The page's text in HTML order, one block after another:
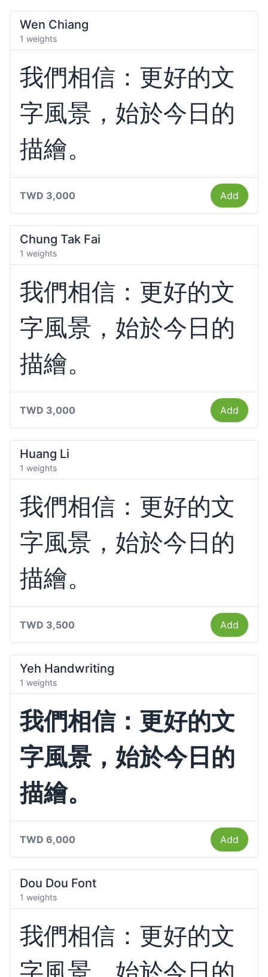
Wen Chiang
1 weights
我們相信：更好的文
字風景，始於今日的
描繪。
TWD 3,000 Add
Chung Tak Fai
1 weights
我們相信：更好的文
字風景，始於今日的
描繪。
TWD 3,000 Add
Huang Li
1 weights
我們相信：更好的文
字風景，始於今日的
描繪。
TWD 3,500 Add
Yeh Handwriting
1 weights
我們相信：更好的文
字風景，始於今日的
描繪。
TWD 6,000 Add
Dou Dou Font
1 weights
我們相信：更好的文